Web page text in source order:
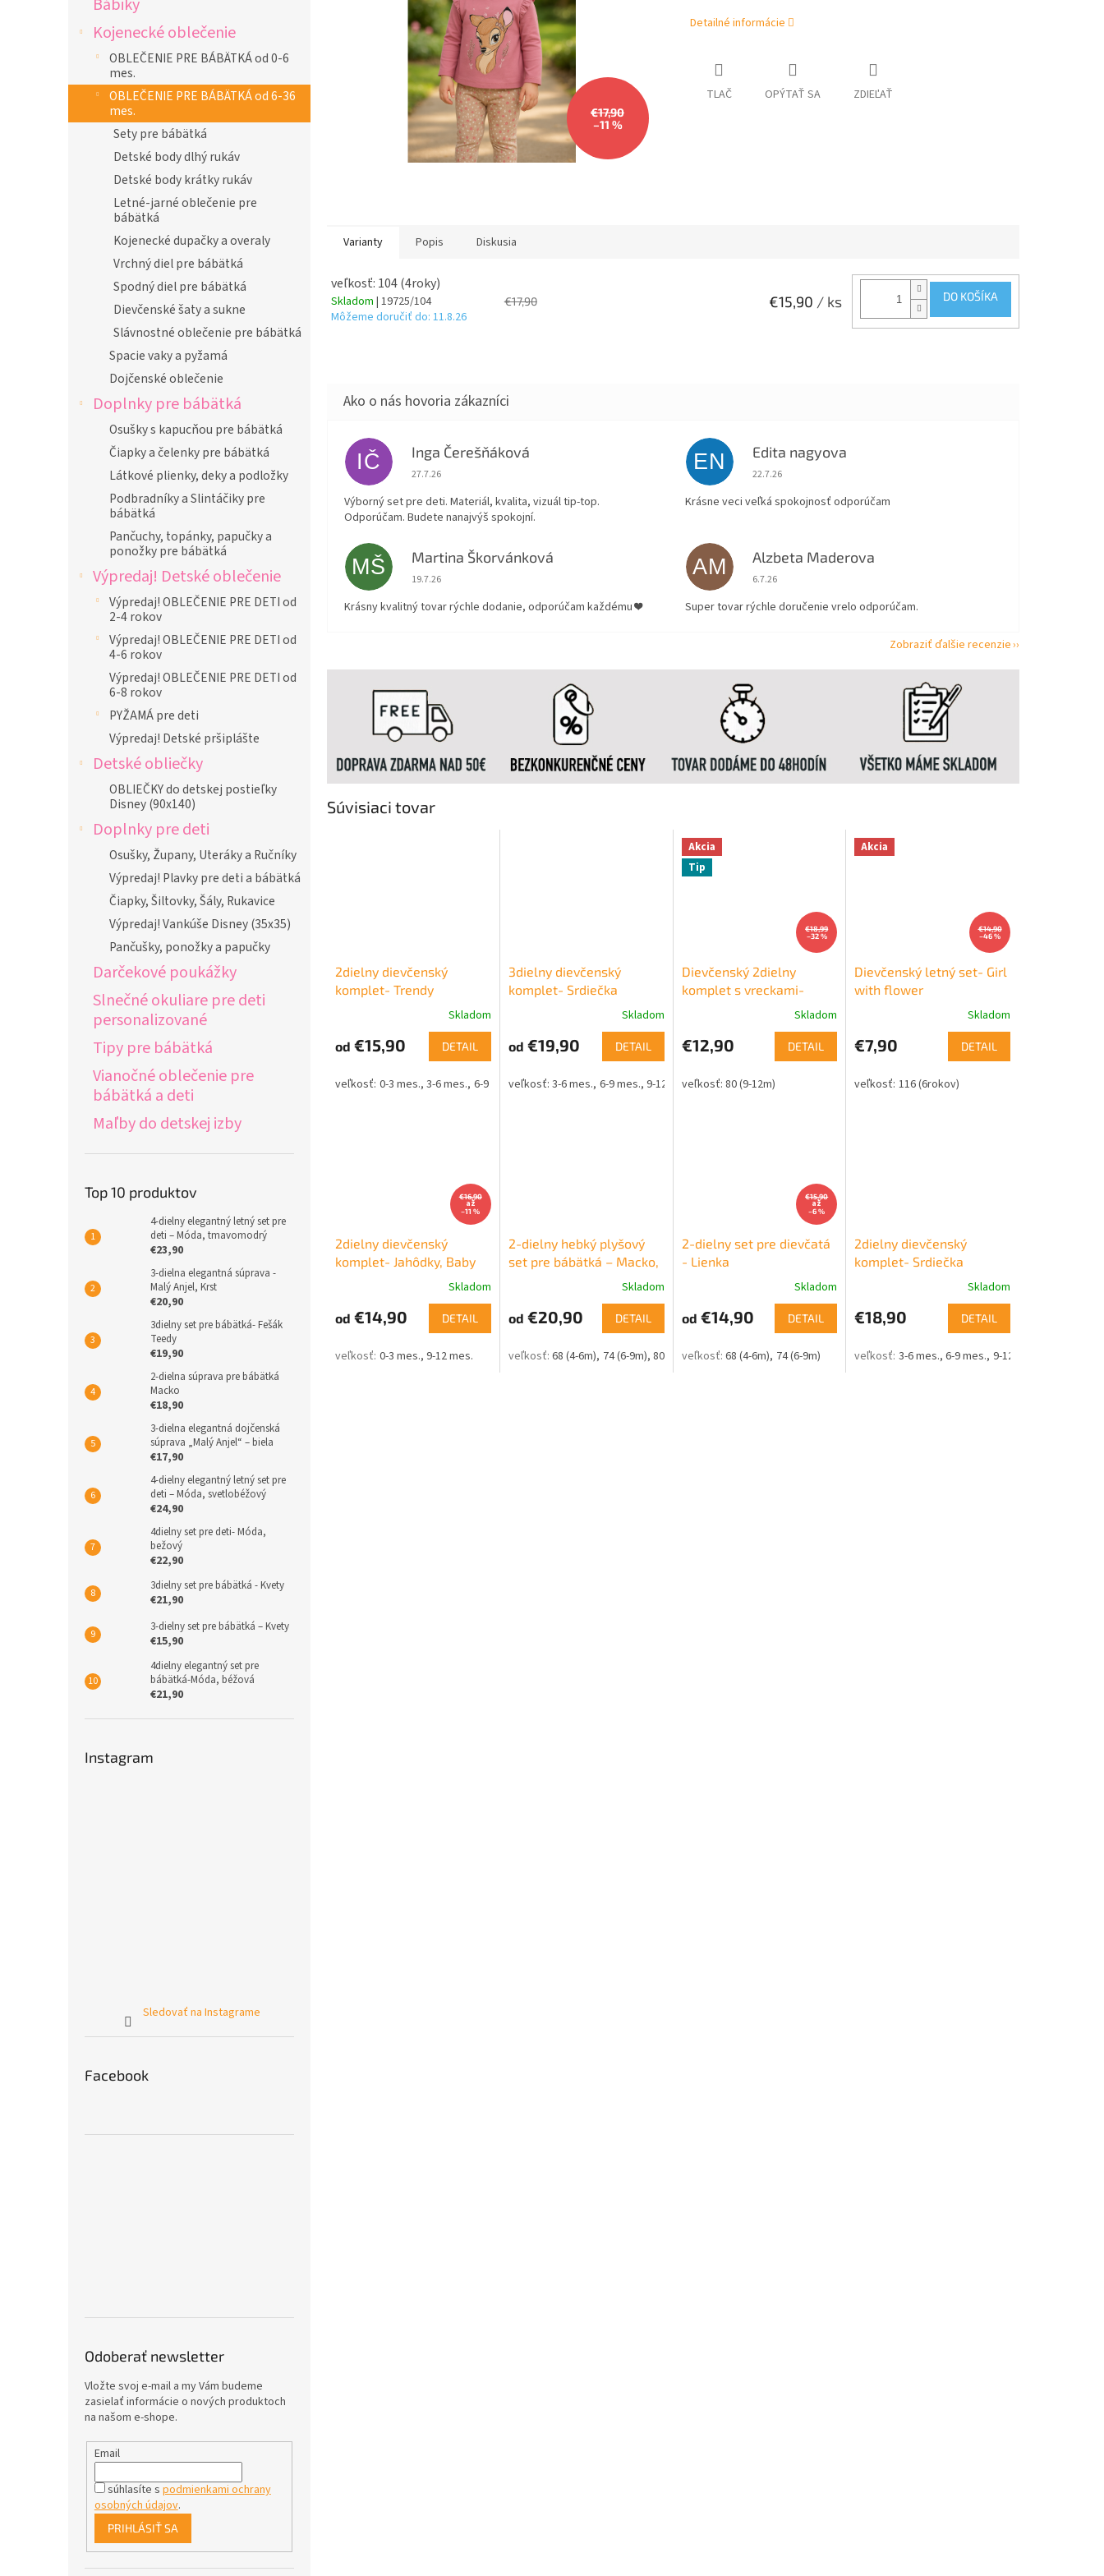
Kojenecké oblečenie
OBLEČENIE PRE BÁBÄTKÁ od 0-6
mes.
OBLEČENIE PRE BÁBÄTKÁ od 6-36
mes.
Sety pre bábätká
Detské body dlhý rukáv
Detské body krátky rukáv
Letné-jarné oblečenie pre
bábätká
Kojenecké dupačky a overaly
Vrchný diel pre bábätká
Spodný diel pre bábätká
Dievčenské šaty a sukne
Slávnostné oblečenie pre bábätká
Spacie vaky a pyžamá
Dojčenské oblečenie
Doplnky pre bábätká
Osušky s kapucňou pre bábätká
Čiapky a čelenky pre bábätká
Látkové plienky, deky a podložky
Podbradníky a Slintáčiky pre
bábätká
Pančuchy, topánky, papučky a
ponožky pre bábätká
Výpredaj! Detské oblečenie
Výpredaj! OBLEČENIE PRE DETI od
2-4 rokov
Výpredaj! OBLEČENIE PRE DETI od
4-6 rokov
Výpredaj! OBLEČENIE PRE DETI od
6-8 rokov
PYŽAMÁ pre deti
Výpredaj! Detské pršiplášte
Detské obliečky
OBLIEČKY do detskej postieľky
Disney (90x140)
Doplnky pre deti
Osušky, Župany, Uteráky a Ručníky
Výpredaj! Plavky pre deti a bábätká
Čiapky, Šiltovky, Šály, Rukavice
Výpredaj! Vankúše Disney (35x35)
Pančušky, ponožky a papučky
Darčekové poukážky
Slnečné okuliare pre deti
personalizované
Tipy pre bábätká
Vianočné oblečenie pre
bábätká a deti
Maľby do detskej izby
Top 10 produktov
4-dielny elegantný letný set pre
deti – Móda, tmavomodrý
€23,90
3-dielna elegantná súprava -
Malý Anjel, Krst
€20,90
3dielny set pre bábätká- Fešák
Teedy
€19,90
2-dielna súprava pre bábätká
Macko
€18,90
3-dielna elegantná dojčenská
súprava „Malý Anjel“ – biela
€17,90
4-dielny elegantný letný set pre
deti – Móda, svetlobéžový
€24,90
4dielny set pre deti- Móda,
bežový
€22,90
3dielny set pre bábätká - Kvety
€21,90
3-dielny set pre bábätká – Kvety
€15,90
4dielny elegantný set pre
bábätká-Móda, béžová
€21,90
Instagram
Sledovať na Instagrame
Facebook
Odoberať newsletter
Vložte svoj e-mail a my Vám budeme
zasielať informácie o nových produktoch
na našom e-shope.
Email
súhlasíte s podmienkami ochrany
osobných údajov.
PRIHLÁSIŤ SA
€17,90
–11 %
Detailné informácie
TLAČ OPÝTAŤ SA ZDIEĽAŤ
Súvisiaci tovar
2dielny dievčenský
komplet- Trendy
Skladom
od €15,90 DETAIL
0-3 mes. 3-6 mes. 6-9 mes.
3dielny dievčenský
komplet- Srdiečka
Skladom
od €19,90 DETAIL
3-6 mes. 6-9 mes. 9-12 mes.
Akcia
Tip
€18,99
–32 %
Dievčenský 2dielny
komplet s vreckami-
Skladom
€12,90 DETAIL
80 (9-12m)
Akcia
€14,90
–46 %
Dievčenský letný set- Girl
with flower
Skladom
€7,90 DETAIL
116 (6rokov)
€16,90
až
–11 %
2dielny dievčenský
komplet- Jahôdky, Baby
Skladom
od €14,90 DETAIL
0-3 mes. 9-12 mes.
2-dielny hebký plyšový
set pre bábätká – Macko,
Skladom
od €20,90 DETAIL
68 (4-6m) 74 (6-9m) 80 (9-12m) 86 (12-18m)
€15,90
až
–6 %
2-dielny set pre dievčatá
- Lienka
Skladom
od €14,90 DETAIL
68 (4-6m) 74 (6-9m)
2dielny dievčenský
komplet- Srdiečka
Skladom
€18,90 DETAIL
3-6 mes. 6-9 mes. 9-12 mes.
Varianty Popis Diskusia
veľkosť: 104 (4roky)
Skladom | 19725/104
Môžeme doručiť do: 11.8.26
€17,90 €15,90 / ks DO KOŠÍKA
IČ Inga Čerešňáková
Hodnotenie obchodu je 5 z 5 hviezdičiek.
27.7.26
Výborný set pre deti. Materiál, kvalita, vizuál tip-top.
Odporúčam. Budete nanajvýš spokojní.
EN Edita nagyova
Hodnotenie obchodu je 5 z 5 hviezdičiek.
22.7.26
Krásne veci veľká spokojnosť odporúčam
MŠ Martina Škorvánková
Hodnotenie obchodu je 5 z 5 hviezdičiek.
19.7.26
Krásny kvalitný tovar rýchle dodanie, odporúčam každému ❤️
AM Alzbeta Maderova
Hodnotenie obchodu je 5 z 5 hviezdičiek.
6.7.26
Super tovar rýchle doručenie vrelo odporúčam.
Zobraziť ďalšie recenzie